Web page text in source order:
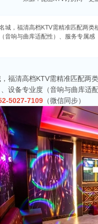
城，福清高档KTV需精准匹配两
音响与曲库适配性）、服务专属
福清高档KTV需精准匹配两
设备专业度（音响与曲库
5027-7109 （微信同步）